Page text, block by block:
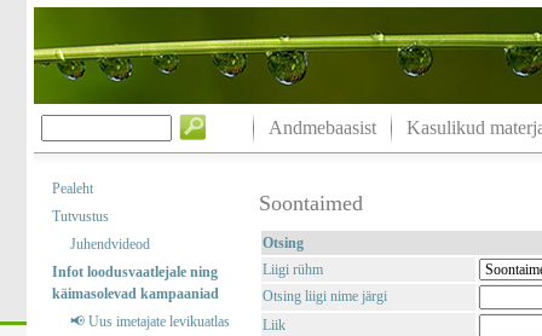
Andmebaasist Kasulikud
Pealeht
Tutvustus
Juhendvideod
Infot loodusvaatlejale ning
käimasolevad kampaaniad
📢 Uus imetajate levikuatlas
Soontaimed
Otsing
Liigi rühm
Otsing liigi nime järgi
Liik